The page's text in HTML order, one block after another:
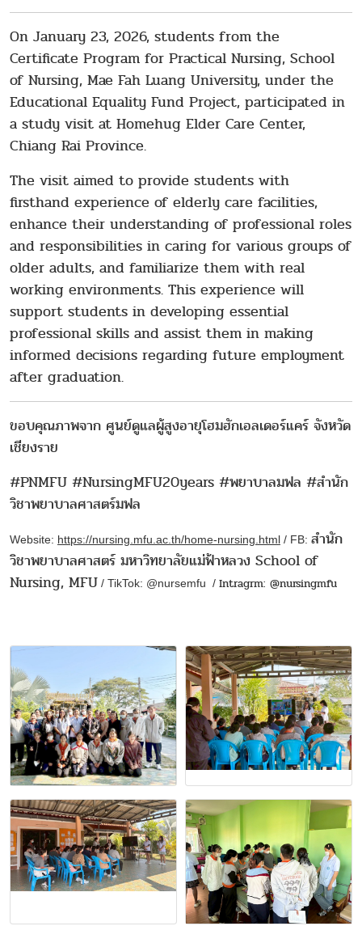
On January 23, 2026, students from the
Certificate Program for Practical Nursing, School
of Nursing, Mae Fah Luang University, under the
Educational Equality Fund Project, participated in
a study visit at Homehug Elder Care Center,
Chiang Rai Province.
The visit aimed to provide students with
firsthand experience of elderly care facilities,
enhance their understanding of professional roles
and responsibilities in caring for various groups of
older adults, and familiarize them with real
working environments. This experience will
support students in developing essential
professional skills and assist them in making
informed decisions regarding future employment
after graduation.
ขอบคุณภาพจาก ศูนย์ดูแลผู้สูงอายุโฮมฮักเอลเดอร์แคร์ จังหวัด
เชียงราย
#PNMFU #NursingMFU20years #พยาบาลมฟล #สำนัก
วิชาพยาบาลศาสตร์มฟล
Website: https://nursing.mfu.ac.th/home-nursing.html / FB: สำนัก
วิชาพยาบาลศาสตร์ มหาวิทยาลัยแม่ฟ้าหลวง School of
Nursing, MFU / TikTok: @nursemfu / Intragrm: @nursingmfu